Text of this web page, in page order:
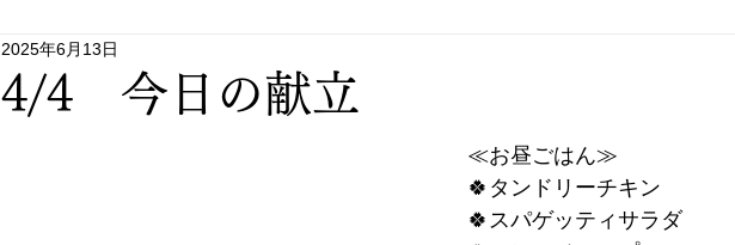
4/4 今日の献立
2025年6月13日
≪お昼ごはん≫
🍀タンドリーチキン
🍀スパゲッティサラダ